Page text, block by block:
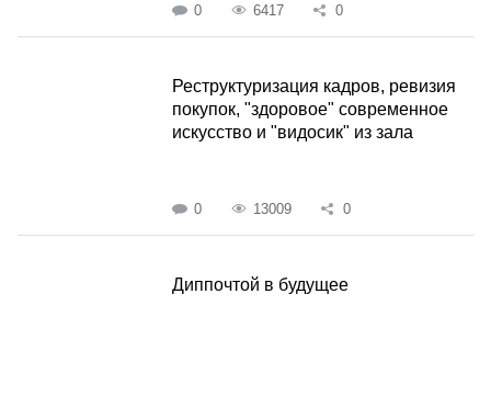
0 6417 0
Реструктуризация кадров, ревизия
покупок, "здоровое" современное
искусство и "видосик" из зала
0 13009 0
Диппочтой в будущее